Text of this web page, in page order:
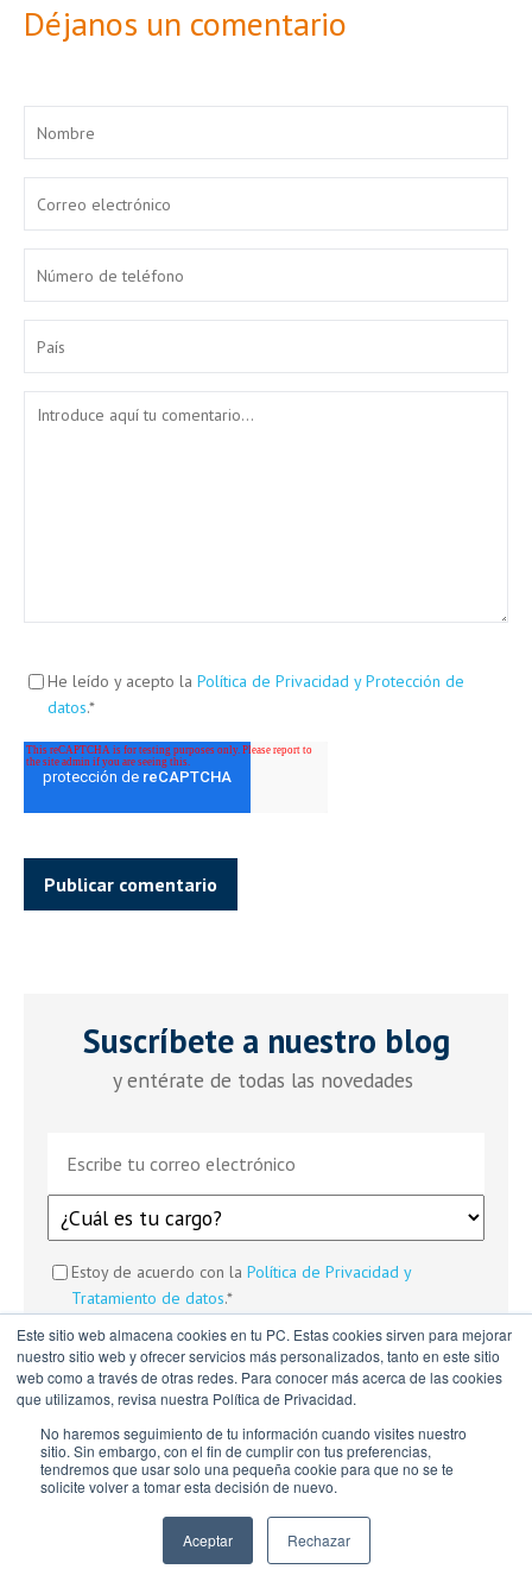
Este sitio web almacena cookies en tu PC. Estas cookies sirven para mejorar
nuestro sitio web y ofrecer servicios más personalizados, tanto en este sitio
web como a través de otras redes. Para conocer más acerca de las cookies
que utilizamos, revisa nuestra Política de Privacidad.
No haremos seguimiento de tu información cuando visites nuestro
sitio. Sin embargo, con el fin de cumplir con tus preferencias,
tendremos que usar solo una pequeña cookie para que no se te
solicite volver a tomar esta decisión de nuevo.
Aceptar Rechazar
Déjanos un comentario
He leído y acepto la Política de Privacidad y Protección de
datos.*
Suscríbete a nuestro blog
y entérate de todas las novedades
Estoy de acuerdo con la Política de Privacidad y
Tratamiento de datos.*
También te puede interesar...